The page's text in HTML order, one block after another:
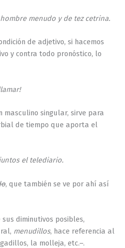
menudo y de tez cetrina.
de adjetivo, si hacemos
y contra todo pronóstico, lo
masculino singular, sirve para
de tiempo que aporta el
el telediario.
, que también se ve por ahí así
diminutivos posibles,
menudillos, hace referencia al
la molleja, etc.–.